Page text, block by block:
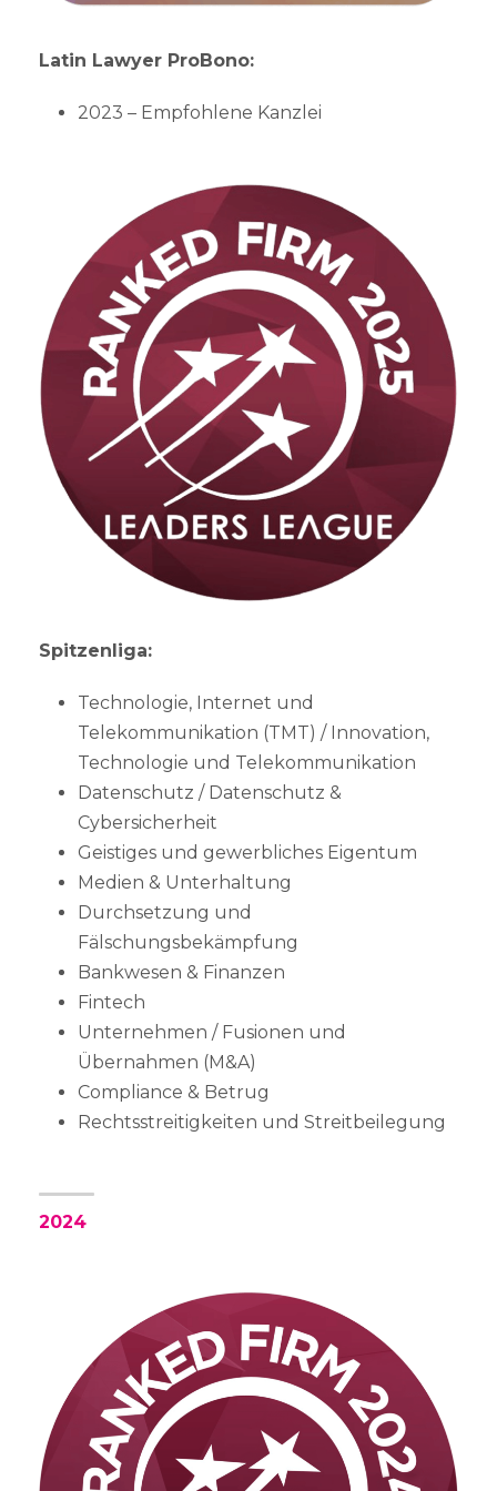
Latin Lawyer ProBono:
2023 – Empfohlene Kanzlei
Spitzenliga:
Technologie, Internet und
Telekommunikation (TMT) / Innovation,
Technologie und Telekommunikation
Datenschutz / Datenschutz &
Cybersicherheit
Geistiges und gewerbliches Eigentum
Medien & Unterhaltung
Durchsetzung und
Fälschungsbekämpfung
Bankwesen & Finanzen
Fintech
Unternehmen / Fusionen und
Übernahmen (M&A)
Compliance & Betrug
Rechtsstreitigkeiten und Streitbeilegung
2024